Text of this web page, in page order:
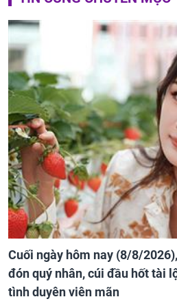
Cuối ngày hôm nay (8/8/
đón quý nhân, cúi đầu hốt tài
tình duyên viên mãn